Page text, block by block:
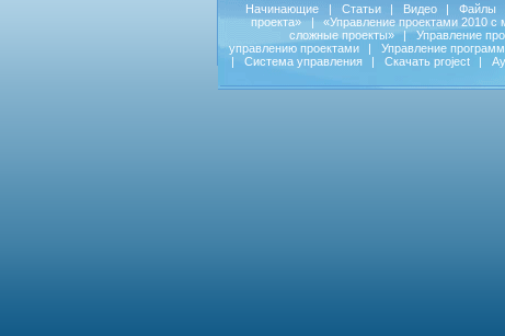
Начинающие | Статьи | Видео | Файлы
проекта»
| «Управление проектами 2010
сложные проекты»
| Управление
управлению проектами
| Управление
|
Система управления | Скачать project |